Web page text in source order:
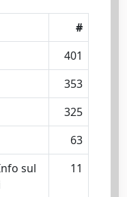
#
401
353
325
63
sul
11